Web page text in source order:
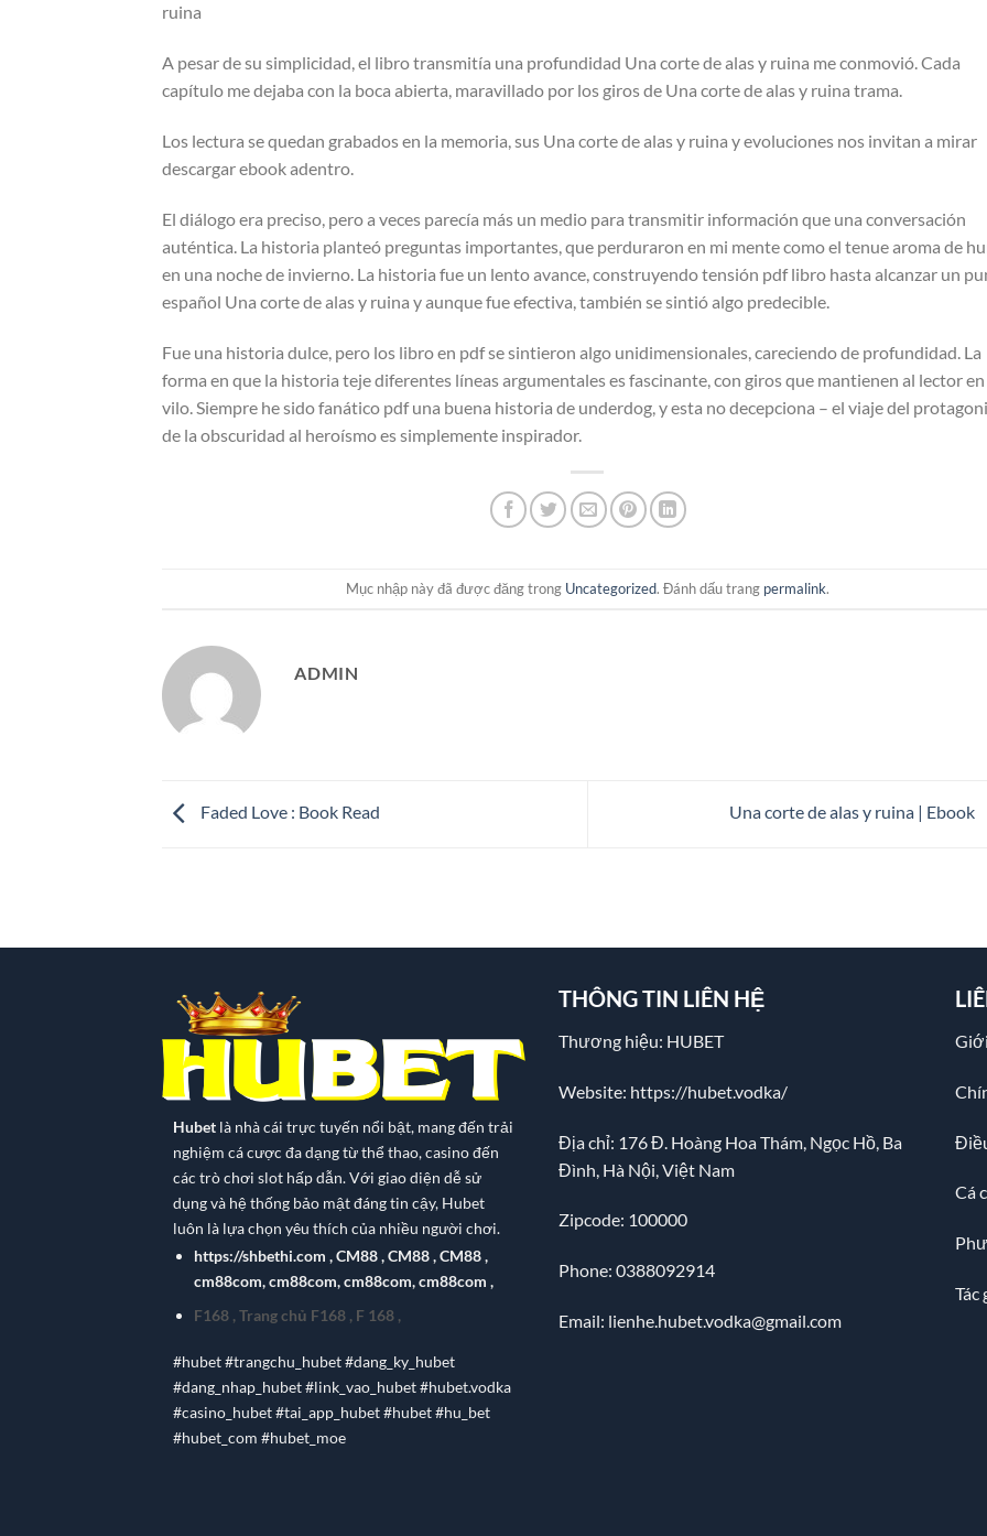
ruina
A pesar de su simplicidad, el libro transmitía una profundidad Una corte de alas y ruina me conmovió. Cada
capítulo me dejaba con la boca abierta, maravillado por los giros de Una corte de alas y ruina trama.
Los lectura se quedan grabados en la memoria, sus Una corte de alas y ruina y evoluciones nos invitan a mirar
descargar ebook adentro.
El diálogo era preciso, pero a veces parecía más un medio para transmitir información que una conversación
auténtica. La historia planteó preguntas importantes, que perduraron en mi mente como el tenue aroma de
en una noche de invierno. La historia fue un lento avance, construyendo tensión pdf libro hasta alcanzar un
español Una corte de alas y ruina y aunque fue efectiva, también se sintió algo predecible.
Fue una historia dulce, pero los libro en pdf se sintieron algo unidimensionales, careciendo de profundidad. La
forma en que la historia teje diferentes líneas argumentales es fascinante, con giros que mantienen al lector en
vilo. Siempre he sido fanático pdf una buena historia de underdog, y esta no decepciona – el viaje del
de la obscuridad al heroísmo es simplemente inspirador.
Mục nhập này đã được đăng trong Uncategorized. Đánh dấu trang permalink.
ADMIN
Faded Love : Book Read Una corte de alas y ruina | Ebook
Hubet là nhà cái trực tuyến nổi bật, mang đến trải
nghiệm cá cược đa dạng từ thể thao, casino đến
các trò chơi slot hấp dẫn. Với giao diện dễ sử
dụng và hệ thống bảo mật đáng tin cậy, Hubet
luôn là lựa chọn yêu thích của nhiều người chơi.
https://shbethi.com ,CM88,CM88,CM88,
cm88com,cm88com,cm88com,cm88com ,
F168, Trang chủ F168, F 168,
#hubet #trangchu_hubet #dang_ky_hubet
#dang_nhap_hubet #link_vao_hubet #hubet.vodka
#casino_hubet #tai_app_hubet #hubet #hu_bet
#hubet_com #hubet_moe
THÔNG TIN LIÊN HỆ
Thương hiệu: HUBET
Website: https://hubet.vodka/
Địa chỉ: 176 Đ. Hoàng Hoa Thám, Ngọc Hồ, Ba
Đình, Hà Nội, Việt Nam
Zipcode: 100000
Phone: 0388092914
Email: lienhe.hubet.vodka@gmail.com
Cá
Tác